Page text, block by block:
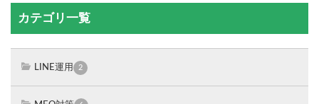
カテゴリ一覧
LINE運用 2